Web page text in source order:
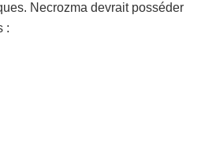
Necrozma devrait posséder
: